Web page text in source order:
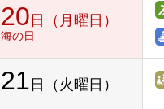
20 日（月曜日）
海の日
21 日（火曜日）